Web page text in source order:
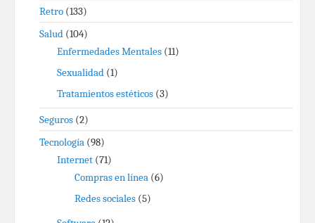
Retro (133)
Salud (104)
Enfermedades Mentales (11)
Sexualidad (1)
Tratamientos estéticos (3)
Seguros (2)
Tecnología (98)
Internet (71)
Compras en línea (6)
Redes sociales (5)